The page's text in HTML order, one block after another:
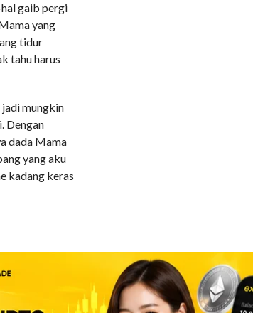
gaib pergi
yang
tidur
tahu harus
mungkin
Dengan
dada Mama
yang aku
kadang keras